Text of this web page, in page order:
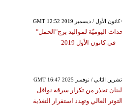
اليوميّة لمواليد برج"الحمل"
في كانون الأول 2019
لبنان تحذر من تكرار سرقة نواقل
العالي وتهدد استقرار التغذية